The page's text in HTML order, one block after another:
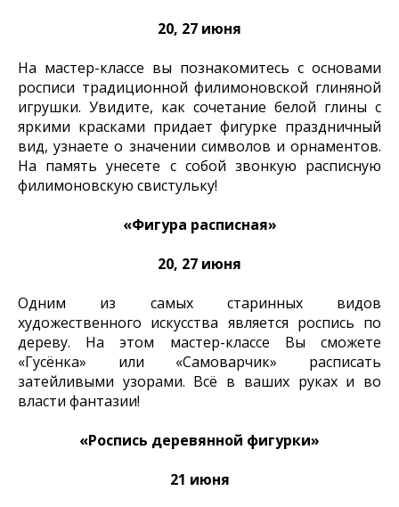
20, 27 июня
На мастер-классе вы познакомитесь с основами
росписи традиционной филимоновской глиняной
игрушки. Увидите, как сочетание белой глины с
яркими красками придает фигурке праздничный
вид, узнаете о значении символов и орнаментов.
На память унесете с собой звонкую расписную
филимоновскую свистульку!
«Фигура расписная»
20, 27 июня
Одним из самых старинных видов
художественного искусства является роспись по
дереву. На этом мастер-классе Вы сможете
«Гусёнка» или «Самоварчик» расписать
затейливыми узорами. Всё в ваших руках и во
власти фантазии!
«Роспись деревянной фигурки»
21 июня